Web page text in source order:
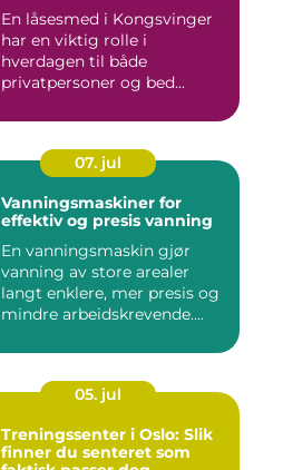
En låsesmed i Kongsvinger
har en viktig rolle i
hverdagen til både
privatpersoner og bed...
07. jul
Vanningsmaskiner for
effektiv og presis vanning
En vanningsmaskin gjør
vanning av store arealer
langt enklere, mer presis og
mindre arbeidskrevende....
05. jul
Treningssenter i Oslo: Slik
finner du senteret som